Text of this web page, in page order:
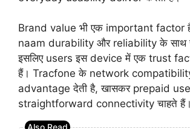
Brand value भी एक important factor
naam durability और reliability के साथ
इसलिए users इस device में एक trust
हैं। Tracfone के network
advantage देती है, खासकर prepaid
straightforward connectivity चाहते हैं।